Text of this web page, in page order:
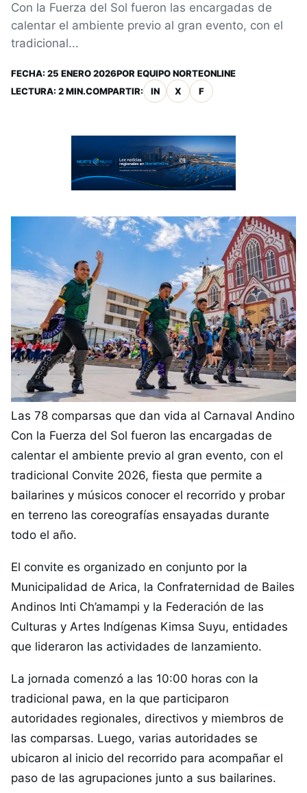
Con la Fuerza del Sol fueron las encargadas de
calentar el ambiente previo al gran evento, con el
tradicional...
FECHA: 25 ENERO 2026POR EQUIPO NORTEONLINE
LECTURA: 2 MIN.COMPARTIR: IN X F
Las 78 comparsas que dan vida al Carnaval Andino
Con la Fuerza del Sol fueron las encargadas de
calentar el ambiente previo al gran evento, con el
tradicional Convite 2026, fiesta que permite a
bailarines y músicos conocer el recorrido y probar
en terreno las coreografías ensayadas durante
todo el año.
El convite es organizado en conjunto por la
Municipalidad de Arica, la Confraternidad de Bailes
Andinos Inti Ch’amampi y la Federación de las
Culturas y Artes Indígenas Kimsa Suyu, entidades
que lideraron las actividades de lanzamiento.
La jornada comenzó a las 10:00 horas con la
tradicional pawa, en la que participaron
autoridades regionales, directivos y miembros de
las comparsas. Luego, varias autoridades se
ubicaron al inicio del recorrido para acompañar el
paso de las agrupaciones junto a sus bailarines.